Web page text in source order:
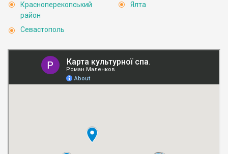
Красноперекопський
район
Севастополь
Ялта